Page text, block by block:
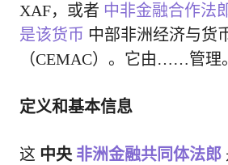
XAF，或者 中非金融合作法
是该货币 中部非洲经济与货
（CEMAC）。它由……管理
定义和基本信息
这 中央 非洲金融共同体法郎